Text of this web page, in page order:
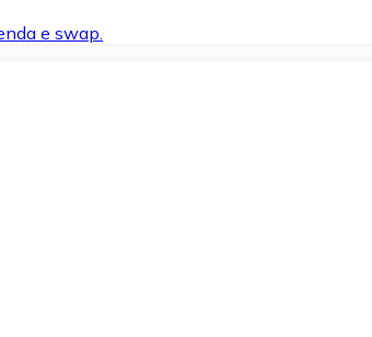
e swap.